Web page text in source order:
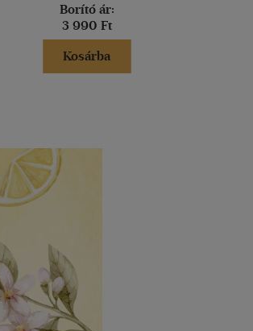
Borító ár:
3 990 Ft
Kosárba